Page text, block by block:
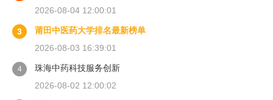
2026-08-04 12:00:01
3
莆田中医药大学排名最新榜单
2026-08-03 16:39:01
4
珠海中药科技服务创新
2026-08-02 12:00:02